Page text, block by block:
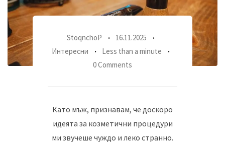
StoqnchoP
16.11.2025
Интересни
Less than a minute
0 Comments
Като мъж, признавам, че доскоро
идеята за козметични процедури
ми звучеше чуждо и леко странно.